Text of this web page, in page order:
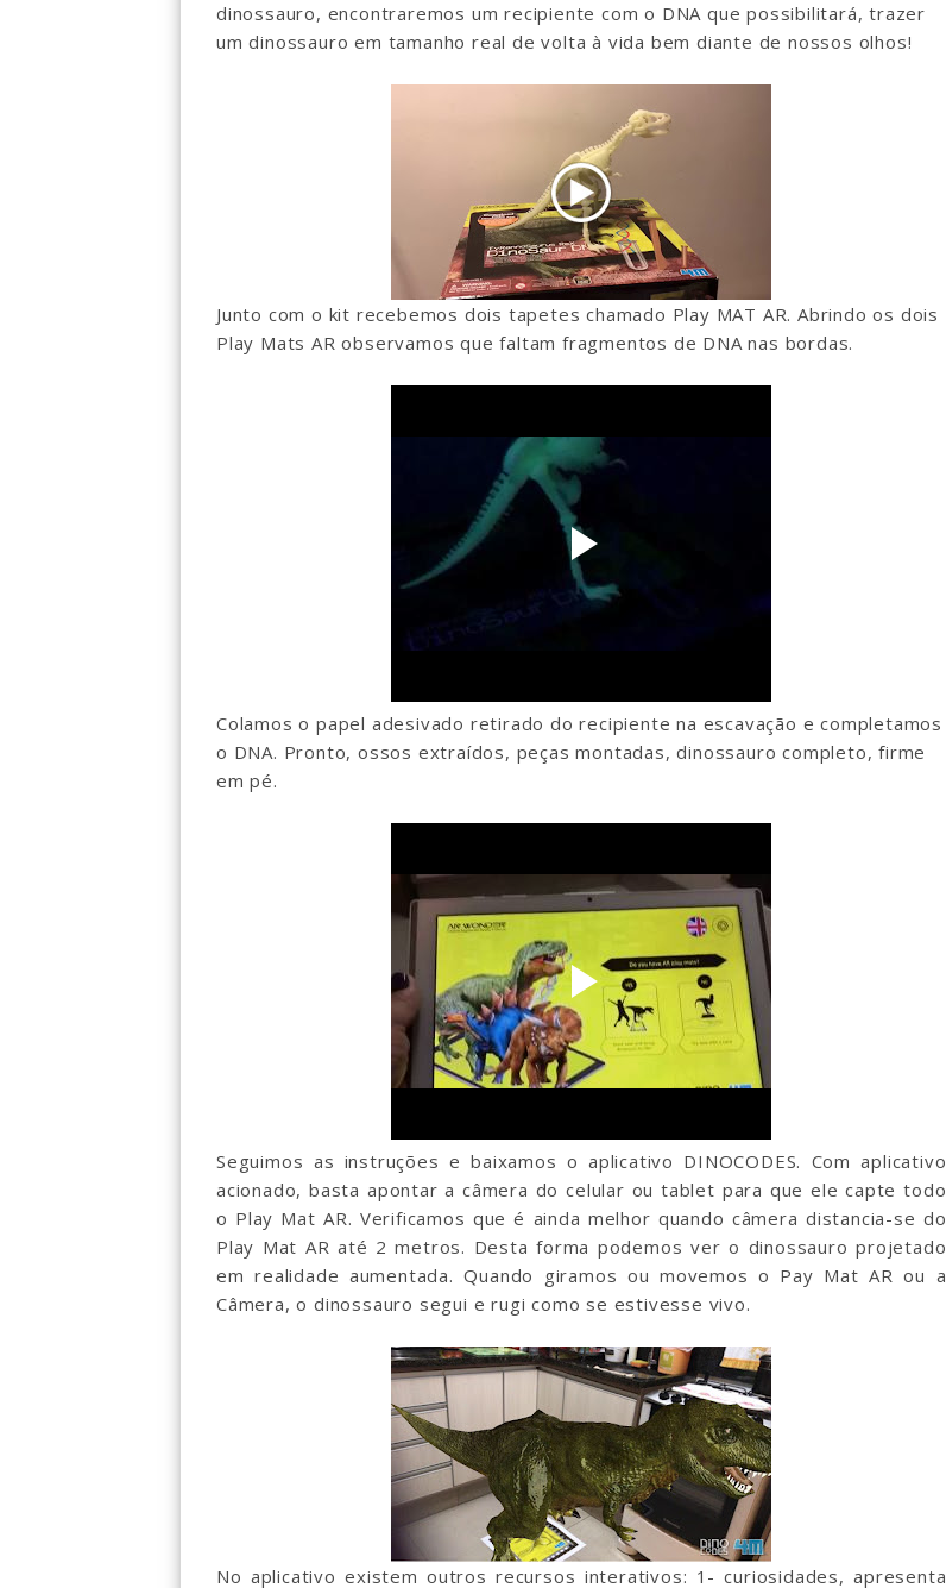
dinossauro, encontraremos um recipiente com o DNA que possibilitará, trazer
um dinossauro em tamanho real de volta à vida bem diante de nossos olhos!
Junto com o kit recebemos dois tapetes chamado Play MAT AR. Abrindo os dois
Play Mats AR observamos que faltam fragmentos de DNA nas bordas.
Colamos o papel adesivado retirado do recipiente na escavação e completamos
o DNA. Pronto, ossos extraídos, peças montadas, dinossauro completo, firme
em pé.
Seguimos as instruções e baixamos o aplicativo DINOCODES. Com aplicativo
acionado, basta apontar a câmera do celular ou tablet para que ele capte todo
o Play Mat AR. Verificamos que é ainda melhor quando câmera distancia-se do
Play Mat AR até 2 metros. Desta forma podemos ver o dinossauro projetado
em realidade aumentada. Quando giramos ou movemos o Pay Mat AR ou a
Câmera, o dinossauro segui e rugi como se estivesse vivo.
No aplicativo existem outros recursos interativos: 1- curiosidades, apresenta